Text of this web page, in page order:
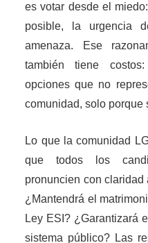
es votar desde el
posible, la urgencia
amenaza. Ese
también tiene
opciones que no
comunidad, solo porque
Lo que la comunidad
que todos los
pronuncien con
¿Mantendrá el
Ley ESI? ¿Garantizará
sistema público? Las